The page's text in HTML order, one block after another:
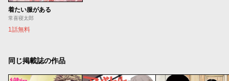
着たい服がある
常喜寝太郎
1話無料
同じ掲載誌の作品